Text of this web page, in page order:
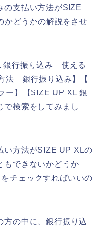
の支払い方法がSIZE
かどうかの解説をさせ
銀行振り込み 使える
法 銀行振り込み】【
ー】【SIZE UP XL 銀
検索をしてみまし
い方法がSIZE UP XLの
もできないかどうか
チェックすればいいの
方の中に、銀行振り込